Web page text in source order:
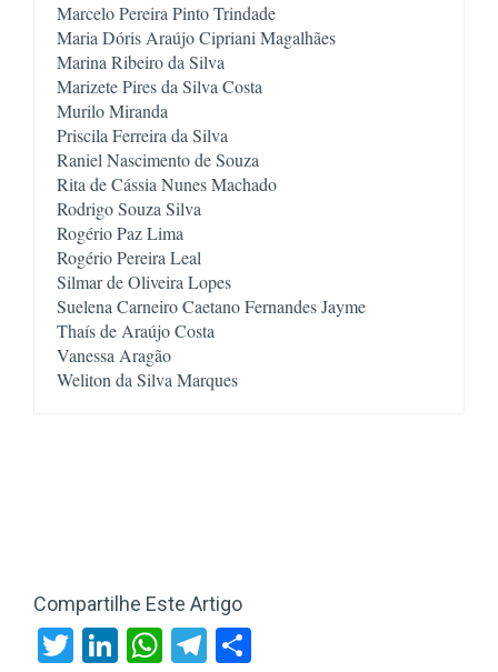
Marcelo Pereira Pinto Trindade
Maria Dóris Araújo Cipriani Magalhães
Marina Ribeiro da Silva
Marizete Pires da Silva Costa
Murilo Miranda
Priscila Ferreira da Silva
Raniel Nascimento de Souza
Rita de Cássia Nunes Machado
Rodrigo Souza Silva
Rogério Paz Lima
Rogério Pereira Leal
Silmar de Oliveira Lopes
Thaís de Araújo Costa
Vanessa Aragão
Weliton da Silva Marques
Compartilhe Este Artigo
Twitter
LinkedIn
WhatsApp
Telegram